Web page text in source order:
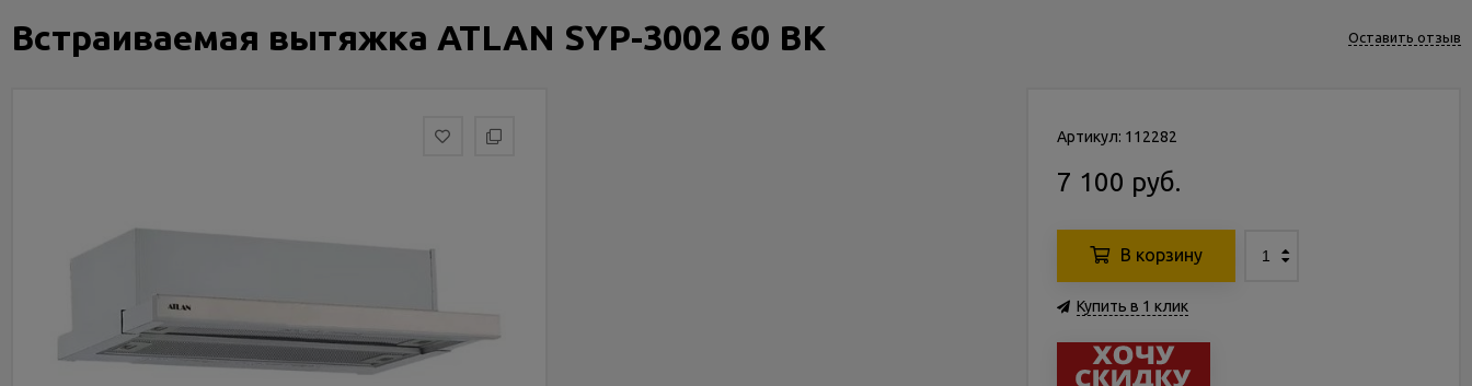
Встраиваемая вытяжка ATLAN SYP-3002 60 BK Оставить отзыв
Артикул: 112282
7 100 руб.
В корзину
Купить в 1 клик